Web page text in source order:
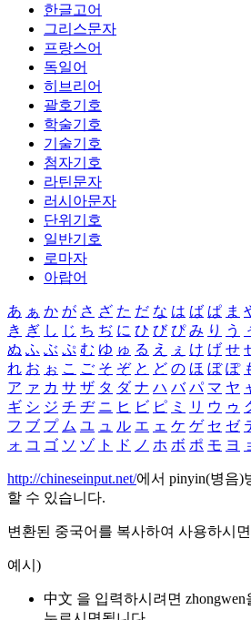
한글고어
그리스문자
프랑스어
독일어
히브리어
괄호기호
학술기호
기술기호
첨자기호
라틴문자
러시아문자
단위기호
일반기호
로마자
아랍어
あ ぁ か が さ ざ た だ な は ば ぱ ま
き ぎ し じ ち ぢ に ひ び ぴ み り う
ぬ ふ ぶ ぷ む ゆ ゅ る え ぇ け げ せ
れ お ぉ こ ご そ ぞ と ど の ほ ぼ ぽ
ア ァ カ サ ザ タ ダ ナ ハ バ パ マ ヤ
ギ シ ジ チ ヂ ニ ヒ ビ ピ ミ リ ウ ゥ
フ ブ プ ム ユ ュ ル エ ェ ケ ゲ セ ゼ
ォ コ ゴ ソ ゾ ト ド ノ ホ ボ ポ モ ヨ
http://chineseinput.net/에서 pinyin(병음)
할 수 있습니다.
변환된 중국어를 복사하여 사용하시
예시)
中文 을 입력하시려면 zhongwen